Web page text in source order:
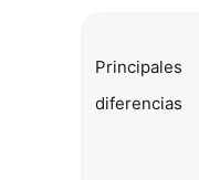
Principales
diferencias